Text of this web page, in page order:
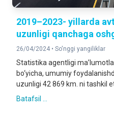
2019–2023- yillarda
uzunligi qanchaga
26/04/2024 • So'nggi yangiliklar
Statistika agentligi
bo‘yicha, umumiy
uzunligi 42 869 km. ni tashkil
Batafsil ...